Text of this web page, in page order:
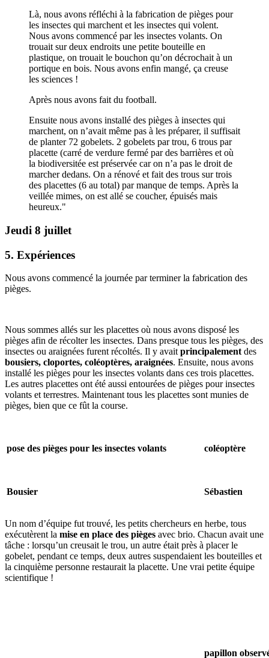
Là, nous avons réfléchi à la fabrication de pièges pour
les insectes qui marchent et les insectes qui volent.
Nous avons commencé par les insectes volants. On
trouait sur deux endroits une petite bouteille en
plastique, on trouait le bouchon qu’on décrochait à un
portique en bois. Nous avons enfin mangé, ça creuse
les sciences !
Après nous avons fait du football.
Ensuite nous avons installé des pièges à insectes qui
marchent, on n’avait même pas à les préparer, il suffisait
de planter 72 gobelets. 2 gobelets par trou, 6 trous par
placette (carré de verdure fermé par des barrières et où
la biodiversitée est préservée car on n’a pas le droit de
marcher dedans. On a rénové et fait des trous sur trois
des placettes (6 au total) par manque de temps. Après la
veillée mimes, on est allé se coucher, épuisés mais
heureux."
Jeudi 8 juillet
5. Expériences
Nous avons commencé la journée par terminer la fabrication des
pièges.
Nous sommes allés sur les placettes où nous avons disposé les
pièges afin de récolter les insectes. Dans presque tous les pièges, des
insectes ou araignées furent récoltés. Il y avaitprincipalementdes
bousiers, cloportes, coléoptères, araignées. Ensuite, nous avons
installé les pièges pour les insectes volants dans ces trois placettes.
Les autres placettes ont été aussi entourées de pièges pour insectes
volants et terrestres. Maintenant tous les placettes sont munies de
pièges, bien que ce fût la course.
pose des pièges pour les insectes volants coléoptère
Bousier Sébastien
Un nom d’équipe fut trouvé, les petits chercheurs en herbe, tous
exécutèrent la mise en place des pièges avec brio. Chacun avait une
tâche : lorsqu’un creusait le trou, un autre était près à placer le
gobelet, pendant ce temps, deux autres suspendaient les bouteilles et
la cinquième personne restaurait la placette. Une vrai petite équipe
scientifique !
papillon